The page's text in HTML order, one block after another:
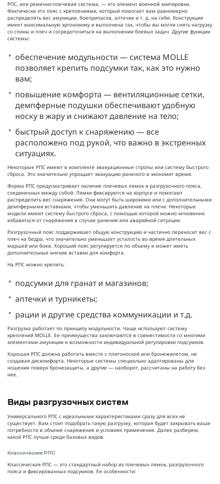
РПС, или ременно-плечевая система, — это элемент военной экипировки.
Фактически это пояс с креплениями, который помогает вам равномерно
распределять вес амуниции, боеприпасов, аптечки и т. д. на себе. Конструкция
имеет максимальную эргономику и выполнена так, чтобы вы могли снять нагрузку
со спины и плеч и сосредоточиться на выполнении боевых задач. Другие функции
системы:
обеспечение модульности — система MOLLE
позволяет крепить подсумки так, как это нужно
вам;
повышение комфорта — вентиляционные сетки,
демпферные подушки обеспечивают удобную
носку в жару и снижают давление на тело;
быстрый доступ к снаряжению — все
расположено под рукой, что важно в экстренных
ситуациях.
Некоторые РПС имеют в комплекте эвакуационные стропы или систему быстрого
сброса. Это значительно упрощает эвакуацию раненого и экономит время.
Форма РПС предусматривает наличие плечевых лямок и разгрузочного пояса,
соединенных между собой. Лямки фиксируются на корпусе и помогают
распределить вес снаряжения. Они могут быть широкими или с дополнительными
демпферными вставками, чтобы уменьшить давление на плечи. Некоторые
модели имеют систему быстрого сброса, с помощью которой можно мгновенно
избавиться от снаряжения в случае ранения или аварийной ситуации.
Разгрузочный пояс поддерживает общую конструкцию и частично переносит вес с
плеч на бедра, что значительно уменьшает усталость во время длительных
маршей или боев. Хороший пояс регулируется по объему и может иметь
дополнительные мягкие вставки для комфорта.
На РПС можно крепить:
подсумки для гранат и магазинов;
аптечки и турникеты;
рации и другие средства коммуникации и т.д.
Разгрузка работает по принципу модульности. Чаще используют систему
креплений MOLLE. Ее преимущества заключаются в совместимости со многими
элементами амуниции и возможности индивидуальной регулировки подсумков.
Хорошая РПС должна работать вместе с плитоноской или бронежилетом, не
создавая дискомфорта. Некоторые системы специально адаптированы для
ношения поверх бронезащиты, а другие — наоборот, рассчитаны на работу без
нее.
Виды разгрузочных систем
Универсального РПС с идеальными характеристиками сразу для всех не
существует. Вам стоит подобрать такую разгрузку, которая будет закрывать ваши
потребности в объеме снаряжения и условиях применения. Далее разберем,
какой РПС лучше среди базовых видов.
Классические РПС
Классическая РПС — это стандартный набор из плечевых лямок, разгрузочного
пояса и фиксированных подсумков. Ее особенности: